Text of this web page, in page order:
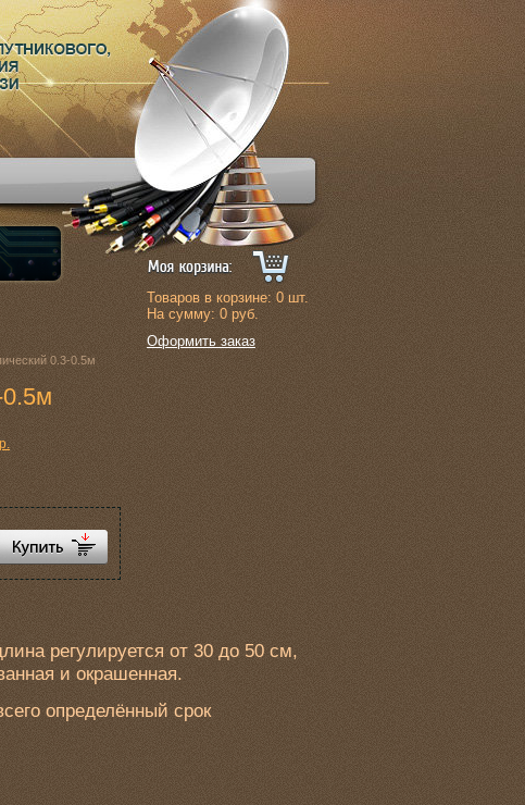
Товаров в корзине:0 шт.
На сумму: 0 руб.
Оформить заказ
0.3-0.5м
0.5м
регулируется от 30 до 50 см,
и окрашенная.
определённый срок